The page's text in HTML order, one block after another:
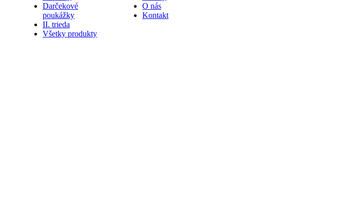
Darčekové
poukážky
II. trieda
Všetky produkty
O nás
Kontakt